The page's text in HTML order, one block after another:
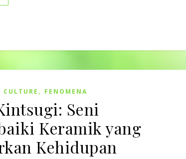
CULTURE , FENOMENA
Seni
Keramik yang
Kehidupan